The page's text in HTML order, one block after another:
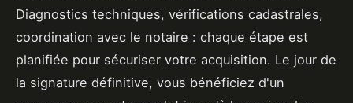
Diagnostics techniques, vérifications cadastrales,
coordination avec le notaire : chaque étape est
planifiée pour sécuriser votre acquisition. Le jour de
la signature définitive, vous bénéficiez d'un